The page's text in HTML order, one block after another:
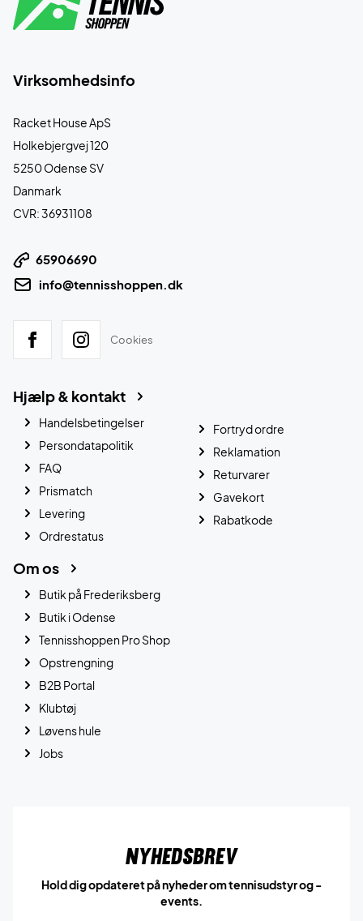
Virksomhedsinfo
Racket House ApS
Holkebjergvej 120
5250 Odense SV
Danmark
CVR: 36931108
65906690
info@tennisshoppen.dk
Cookies
Hjælp & kontakt
Handelsbetingelser
Persondatapolitik
FAQ
Prismatch
Levering
Ordrestatus
Fortryd ordre
Reklamation
Returvarer
Gavekort
Rabatkode
Om os
Butik på Frederiksberg
Butik i Odense
Tennisshoppen Pro Shop
Opstrengning
B2B Portal
Klubtøj
Løvens hule
Jobs
Nyhedsbrev
Hold dig opdateret på nyheder om tennisudstyr og -
events.